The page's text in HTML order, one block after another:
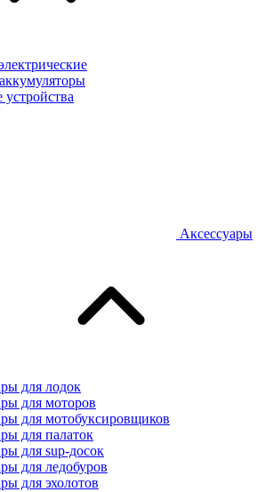
устройства
Аксессуары
для лодок
для моторов
для мотобуксировщиков
для палаток
для sup-досок
для ледобуров
для эхолотов